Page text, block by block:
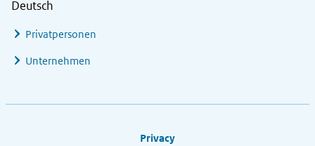
Deutsch
Privatpersonen
Unternehmen
Privacy